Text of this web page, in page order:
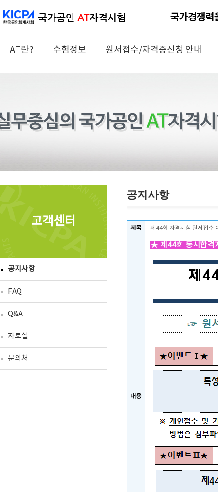
AT란? 수험정보 원서접수/자격증신청 안내
고객센터
공지사항
FAQ
Q&A
자료실
문의처
공지사항
제목 제44회 자격시험 원서접수
내용
★ 제44회 동시합격